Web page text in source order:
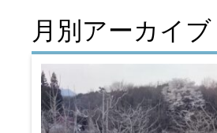
月別アーカイ